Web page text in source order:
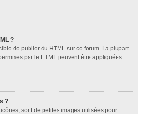
?
de publier du HTML sur ce forum. La plupart
par le HTML peuvent être appliquées
?
sont de petites images utilisées pour